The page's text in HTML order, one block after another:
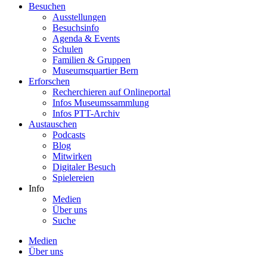
Besuchen
Ausstellungen
Besuchsinfo
Agenda & Events
Schulen
Familien & Gruppen
Museumsquartier Bern
Erforschen
Recherchieren auf Onlineportal
Infos Museumssammlung
Infos PTT-Archiv
Austauschen
Podcasts
Blog
Mitwirken
Digitaler Besuch
Spielereien
Info
Medien
Über uns
Suche
Medien
Über uns